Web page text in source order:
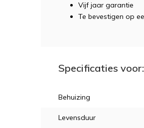
Vijf jaar garantie
Te bevestigen op
Specificaties
Behuizing
Levensduur